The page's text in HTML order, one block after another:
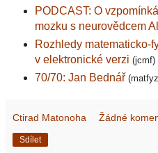
PODCAST: O
mozku s neurovědcem
Rozhledy matematicko-
v elektronické verzi (jcmf)
70/70: Jan Bednář
Ctirad Matonoha Žádné
Sdílet